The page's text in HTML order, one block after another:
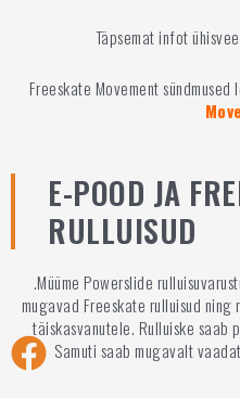
Täpsemat infot
Freeskate Movement
E-POOD JA
RULLUISUD
.Müüme Powerslide
mugavad Freeskate rulluisud
täiskasvanutele. Rulluiske saab
Samuti saab mugavalt